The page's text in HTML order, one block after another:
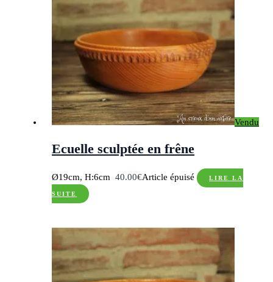
Vendu
Ecuelle sculptée en frêne
Ø19cm, H:6cm40.00€Article épuisé LIRE LA
SUITE